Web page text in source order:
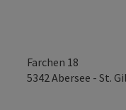
Farchen 18
5342 Abersee - St.